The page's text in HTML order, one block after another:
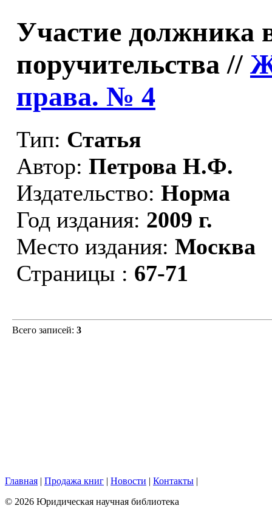
Участие должника
поручительства //
права. № 4
Тип: Статья
Автор: Петрова Н.Ф.
Издательство: Норма
Год издания: 2009 г.
Место издания: Москва
Страницы : 67-71
Всего записей: 3
Главная | Продажа книг | Новости | Контакты |
© 2026 Юридическая научная библиотека